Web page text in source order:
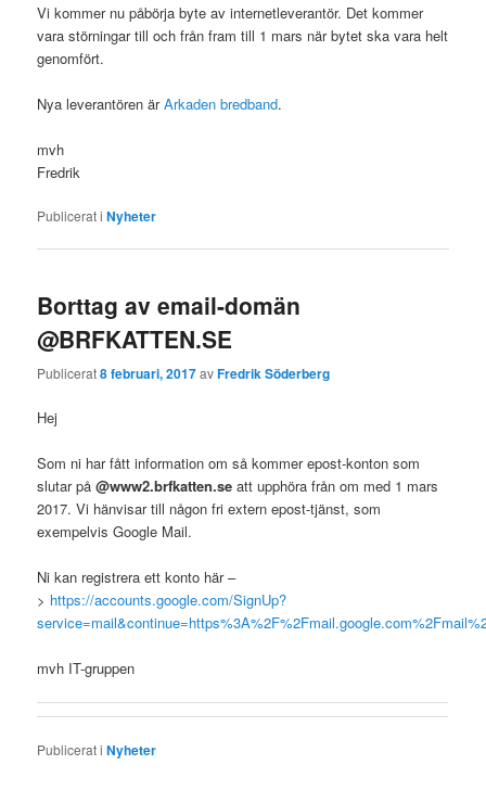
Vi kommer nu påbörja byte av internetleverantör. Det kommer
vara störningar till och från fram till 1 mars när bytet ska vara helt
genomfört.
Nya leverantören ärArkaden bredband.
mvh
Fredrik
Publicerat i Nyheter
Borttag av email-domän
@BRFKATTEN.SE
Publicerat8 februari, 2017avFredrik Söderberg
Hej
Som ni har fått information om så kommer epost-konton som
slutar på@www2.brfkatten.se att upphöra från om med 1 mars
2017. Vi hänvisar till någon fri extern epost-tjänst, som
exempelvis Google Mail.
Ni kan registrera ett konto här –
> https://accounts.google.com/SignUp?
mvh IT-gruppen
Publicerat i Nyheter